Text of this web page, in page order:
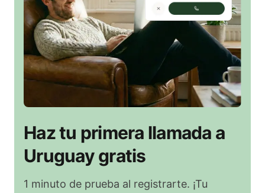
Haz tu primera llamada a
Uruguay gratis
1 minuto de prueba al registrarte. ¡Tu